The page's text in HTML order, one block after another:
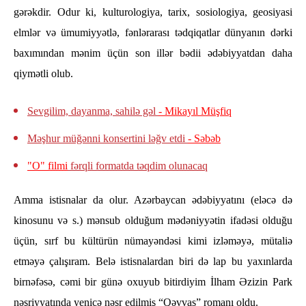
gərəkdir. Odur ki, kulturologiya, tarix, sosiologiya, geosiyasi
elmlər və ümumiyyətlə, fənlərarası tədqiqatlar dünyanın dərki
baxımından mənim üçün son illər bədii ədəbiyyatdan daha
qiymətli olub.
Sеvgilim, dayanma, sahilə gəl - Mikayıl Müşfiq
Məşhur müğənni konsertini ləğv etdi - Səbəb
"O" filmi fərqli formatda təqdim olunacaq
Amma istisnalar da olur. Azərbaycan ədəbiyyatını (eləcə də
kinosunu və s.) mənsub olduğum mədəniyyətin ifadəsi olduğu
üçün, sırf bu kültürün nümayəndəsi kimi izləməyə, mütaliə
etməyə çalışıram. Belə istisnalardan biri də lap bu yaxınlarda
birnəfəsə, cəmi bir günə oxuyub bitirdiyim İlham Əzizin Park
nəşriyyatında yenicə nəşr edilmiş “Qəvvas” romanı oldu.